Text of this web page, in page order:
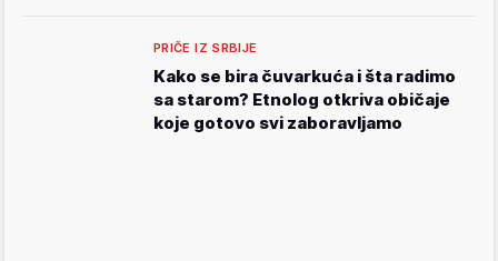
PRIČE IZ SRBIJE
Kako se bira čuvarkuća i šta radimo
sa starom? Etnolog otkriva običaje
koje gotovo svi zaboravljamo